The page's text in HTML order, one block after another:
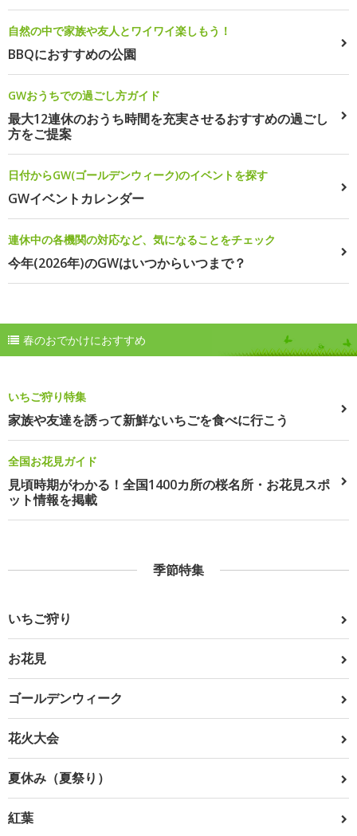
自然の中で家族や友人とワイワイ楽しもう！
BBQにおすすめの公園
GWおうちでの過ごし方ガイド
最大12連休のおうち時間を充実させるおすすめの過ごし
方をご提案
日付からGW(ゴールデンウィーク)のイベントを探す
GWイベントカレンダー
連休中の各機関の対応など、気になることをチェック
今年(2026年)のGWはいつからいつまで？
春のおでかけにおすすめ
いちご狩り特集
家族や友達を誘って新鮮ないちごを食べに行こう
全国お花見ガイド
見頃時期がわかる！全国1400カ所の桜名所・お花見スポ
ット情報を掲載
季節特集
いちご狩り
お花見
ゴールデンウィーク
花火大会
夏休み（夏祭り）
紅葉